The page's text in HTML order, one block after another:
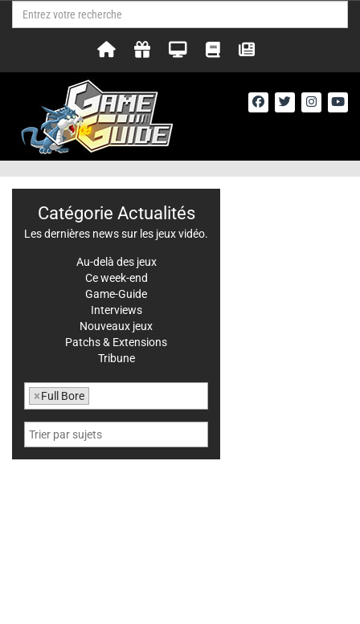
Catégorie Actualités
Les dernières news sur les jeux vidéo.
Au-delà des jeux
Ce week-end
Game-Guide
Interviews
Nouveaux jeux
Patchs & Extensions
Tribune
×Full Bore